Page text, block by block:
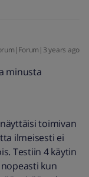
years ago
minusta
toimivan
ilmeisesti ei
Testiin 4 käytin
kun